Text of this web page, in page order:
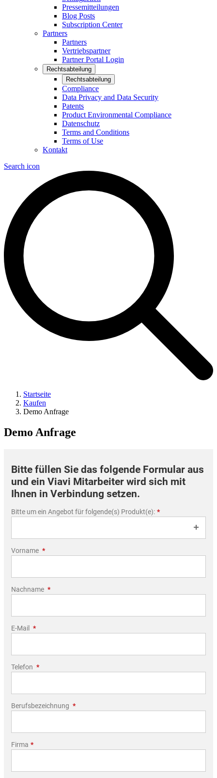
Pressemitteilungen
Blog Posts
Subscription Center
Partners
Partners
Vertriebspartner
Partner Portal Login
Rechtsabteilung
Rechtsabteilung
Compliance
Data Privacy and Data Security
Patents
Product Environmental Compliance
Datenschutz
Terms and Conditions
Terms of Use
Kontakt
Search icon
Startseite
Kaufen
Demo Anfrage
Demo Anfrage